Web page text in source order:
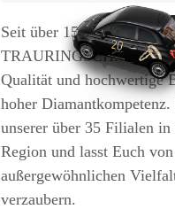
Seit über 15 Jahren steht
TRAURINGSCHMIEDE
Qualität und hochwertige
hoher Diamantkompetenz.
unserer über 35 Filialen
Region und lasst Euch
außergewöhnlichen
verzaubern.